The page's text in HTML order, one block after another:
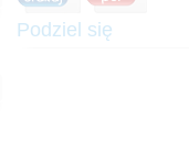
Podziel się